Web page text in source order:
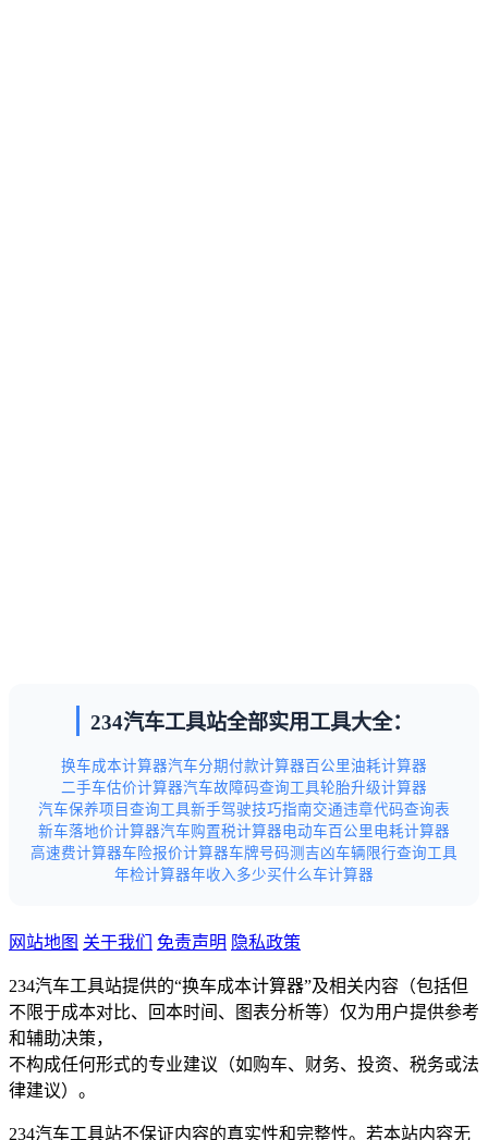
234汽车工具站全部实用工具大全：
换车成本计算器汽车分期付款计算器百公里油耗计算器
二手车估价计算器汽车故障码查询工具轮胎升级计算器
汽车保养项目查询工具新手驾驶技巧指南交通违章代码查询表
新车落地价计算器汽车购置税计算器电动车百公里电耗计算器
高速费计算器车险报价计算器车牌号码测吉凶车辆限行查询工具
年检计算器年收入多少买什么车计算器
网站地图 关于我们 免责声明 隐私政策
234汽车工具站提供的“换车成本计算器”及相关内容（包括但
不限于成本对比、回本时间、图表分析等）仅为用户提供参考
和辅助决策，
不构成任何形式的专业建议（如购车、财务、投资、税务或法
律建议）。
234汽车工具站不保证内容的真实性和完整性。若本站内容无